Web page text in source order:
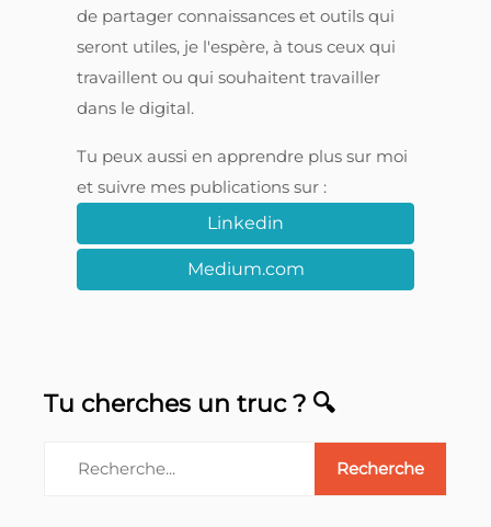
de partager connaissances et outils qui
seront utiles, je l'espère, à tous ceux qui
travaillent ou qui souhaitent travailler
dans le digital.
Tu peux aussi en apprendre plus sur moi
et suivre mes publications sur :
Linkedin
Medium.com
Tu cherches un truc ? 🔍